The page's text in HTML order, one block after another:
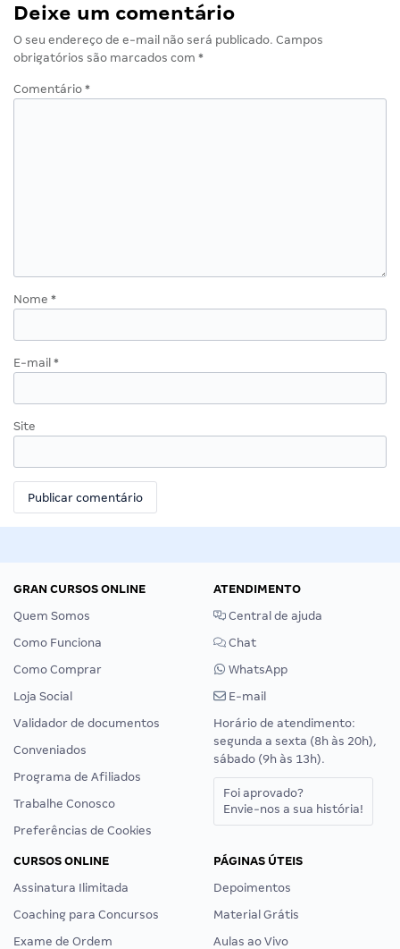
Deixe um comentário
O seu endereço de e-mail não será publicado. Campos
obrigatórios são marcados com *
Comentário *
Nome *
E-mail *
Site
GRAN CURSOS ONLINE
Quem Somos
Como Funciona
Como Comprar
Loja Social
Validador de documentos
Conveniados
Programa de Afiliados
Trabalhe Conosco
Preferências de Cookies
ATENDIMENTO
Central de ajuda
Chat
WhatsApp
E-mail
Horário de atendimento:
segunda a sexta (8h às 20h),
sábado (9h às 13h).
Foi aprovado?
Envie-nos a sua história!
CURSOS ONLINE
Assinatura Ilimitada
Coaching para Concursos
Exame de Ordem
PÁGINAS ÚTEIS
Depoimentos
Material Grátis
Aulas ao Vivo